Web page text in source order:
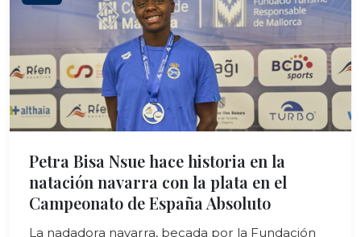
Petra Bisa Nsue hace historia en la
natación navarra con la plata en el
Campeonato de España Absoluto
La nadadora navarra, becada por la Fundación